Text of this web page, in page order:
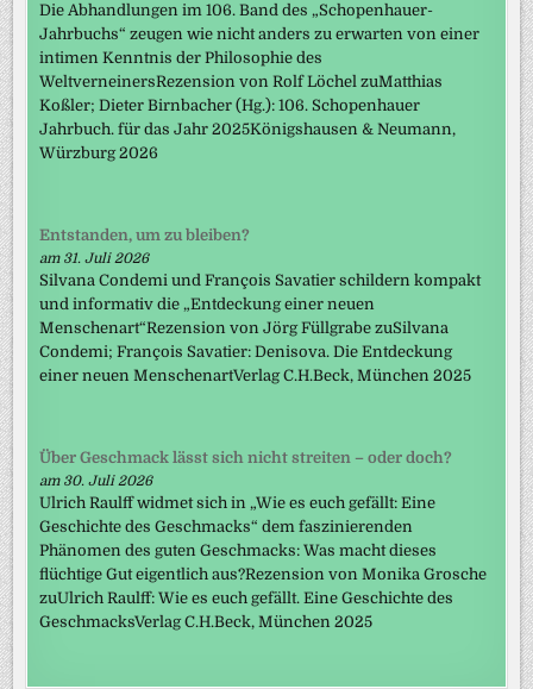
Die Abhandlungen im 106. Band des „Schopenhauer-
Jahrbuchs“ zeugen wie nicht anders zu erwarten von einer
intimen Kenntnis der Philosophie des
WeltverneinersRezension von Rolf Löchel zuMatthias
Koßler; Dieter Birnbacher (Hg.): 106. Schopenhauer
Jahrbuch. für das Jahr 2025Königshausen & Neumann,
Würzburg 2026
Entstanden, um zu bleiben?
am 31. Juli 2026
Silvana Condemi und François Savatier schildern kompakt
und informativ die „Entdeckung einer neuen
Menschenart“Rezension von Jörg Füllgrabe zuSilvana
Condemi; François Savatier: Denisova. Die Entdeckung
einer neuen MenschenartVerlag C.H.Beck, München 2025
Über Geschmack lässt sich nicht streiten – oder doch?
am 30. Juli 2026
Ulrich Raulff widmet sich in „Wie es euch gefällt: Eine
Geschichte des Geschmacks“ dem faszinierenden
Phänomen des guten Geschmacks: Was macht dieses
flüchtige Gut eigentlich aus?Rezension von Monika Grosche
zuUlrich Raulff: Wie es euch gefällt. Eine Geschichte des
GeschmacksVerlag C.H.Beck, München 2025